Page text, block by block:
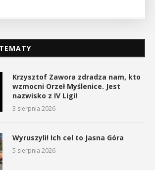
Krzysztof Zawora zdradza nam, kto
wzmocni Orzeł Myślenice. Jest
nazwisko z IV Ligi!
3 sierpnia 2026
Wyruszyli! Ich cel to Jasna Góra
5 sierpnia 2026